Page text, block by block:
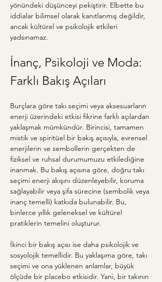
yönündeki düşünceyi pekiştirir. Elbette bu
iddialar bilimsel olarak kanıtlanmış değildir,
ancak kültürel ve psikolojik etkileri
yadsınamaz.
İnanç, Psikoloji ve Moda:
Farklı Bakış Açıları
Burçlara göre takı seçimi veya aksesuarların
enerji üzerindeki etkisi fikrine farklı açılardan
yaklaşmak mümkündür. Birincisi, tamamen
mistik ve spiritüel bir bakış açısıyla, evrensel
enerjilerin ve sembollerin gerçekten de
fiziksel ve ruhsal durumumuzu etkilediğine
inanmak. Bu bakış açısına göre, doğru takı
seçimi enerji akışını düzenleyebilir, koruma
sağlayabilir veya şifa sürecine (sembolik veya
inanç temelli) katkıda bulunabilir. Bu,
binlerce yıllık geleneksel ve kültürel
pratiklerin temelini oluşturur.
İkinci bir bakış açısı ise daha psikolojik ve
sosyolojik temellidir. Bu yaklaşıma göre, takı
seçimi ve ona yüklenen anlamlar, büyük
ölçüde bir placebo etkisidir. Yani, bir takının